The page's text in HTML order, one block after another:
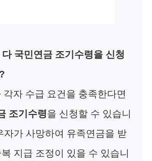
국민연금 조기수령을 신청
각자 수급 요건을 충족한다면
조기수령을 신청할 수 있습니
자가 사망하여 유족연금을 받
지급 조정이 있을 수 있습니